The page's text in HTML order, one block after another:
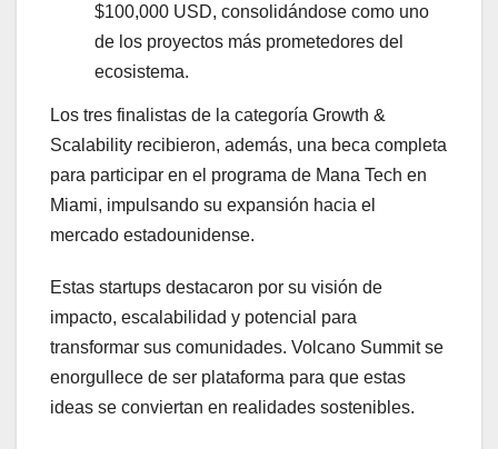
$100,000 USD, consolidándose como uno
de los proyectos más prometedores del
ecosistema.
Los tres finalistas de la categoría Growth &
Scalability recibieron, además, una beca completa
para participar en el programa de Mana Tech en
Miami, impulsando su expansión hacia el
mercado estadounidense.
Estas startups destacaron por su visión de
impacto, escalabilidad y potencial para
transformar sus comunidades. Volcano Summit se
enorgullece de ser plataforma para que estas
ideas se conviertan en realidades sostenibles.